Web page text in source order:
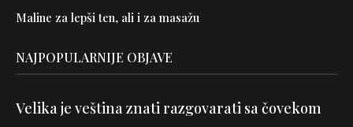
Maline za lepši ten, ali i za masažu
NAJPOPULARNIJE OBJAVE
Velika je veština znati razgovarati sa čovekom